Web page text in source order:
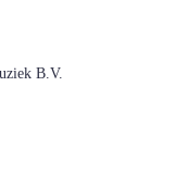
B.V.